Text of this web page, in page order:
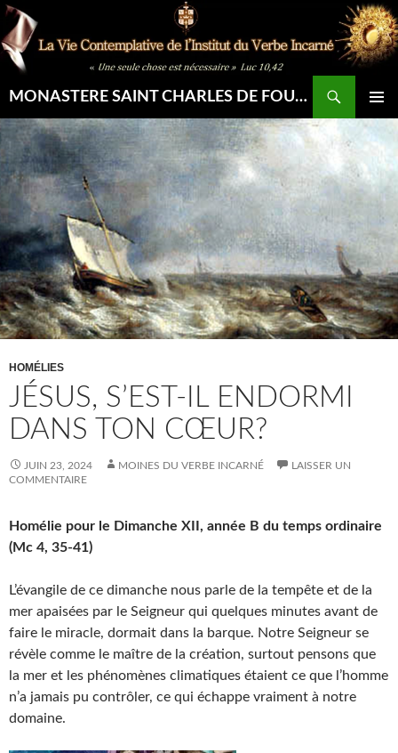
Aller
au
contenu
MONASTERE SAINT CHARLES DE FOUCAULD
MENU
HOMÉLIES
JÉSUS, S’EST-IL ENDORMI
DANS TON CŒUR?
JUIN 23, 2024 MOINES DU VERBE INCARNÉ
LAISSER UN
COMMENTAIRE
Homélie pour le Dimanche XII, année B du temps ordinaire
(Mc 4, 35-41)
L’évangile de ce dimanche nous parle de la tempête et de la
mer apaisées par le Seigneur qui quelques minutes avant de
faire le miracle, dormait dans la barque. Notre Seigneur se
révèle comme le maître de la création, surtout pensons que
la mer et les phénomènes climatiques étaient ce que l’homme
n’a jamais pu contrôler, ce qui échappe vraiment à notre
domaine.